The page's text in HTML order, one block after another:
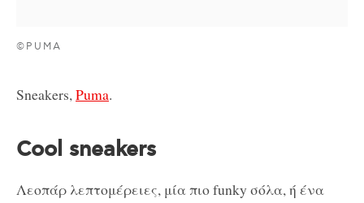
©PUMA
Sneakers, Puma.
Cool sneakers
Λεοπάρ λεπτομέρειες, μία πιο funky σόλα, ή ένα